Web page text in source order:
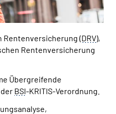
Rentenversicherung (DRV),
Rentenversicherung
Übergreifende
BSI-KRITIS-Verordnung.